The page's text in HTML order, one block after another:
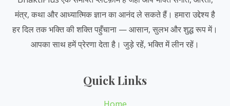
मंत्र, कथा और आध्यात्मिक ज्ञान का आनंद ले सकते हैं। हमारा उद्देश्य है
हर दिल तक भक्ति की शक्ति पहुँचाना — आसान, सुलभ और शुद्ध रूप में।
आपका साथ हमें प्रेरणा देता है। जुड़े रहें, भक्ति में लीन रहें।
Quick Links